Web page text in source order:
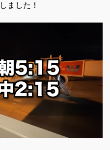
しました！